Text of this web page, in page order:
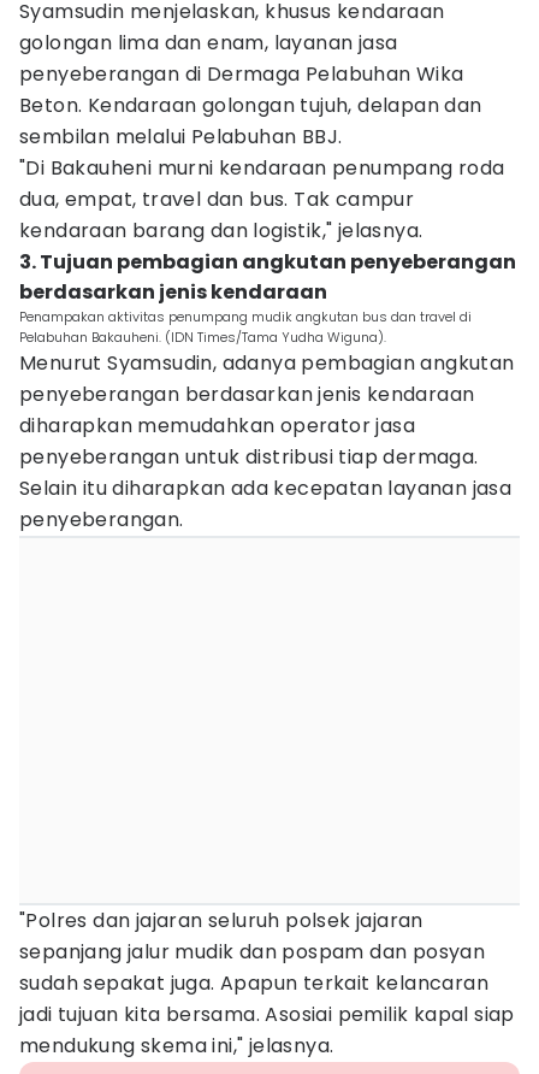
Syamsudin menjelaskan, khusus kendaraan
golongan lima dan enam, layanan jasa
penyeberangan di Dermaga Pelabuhan Wika
Beton. Kendaraan golongan tujuh, delapan dan
sembilan melalui Pelabuhan BBJ.
"Di Bakauheni murni kendaraan penumpang roda
dua, empat, travel dan bus. Tak campur
kendaraan barang dan logistik," jelasnya.
3. Tujuan pembagian angkutan penyeberangan
berdasarkan jenis kendaraan
Penampakan aktivitas penumpang mudik angkutan bus dan travel di
Pelabuhan Bakauheni. (IDN Times/Tama Yudha Wiguna).
Menurut Syamsudin, adanya pembagian angkutan
penyeberangan berdasarkan jenis kendaraan
diharapkan memudahkan operator jasa
penyeberangan untuk distribusi tiap dermaga.
Selain itu diharapkan ada kecepatan layanan jasa
penyeberangan.
"Polres dan jajaran seluruh polsek jajaran
sepanjang jalur mudik dan pospam dan posyan
sudah sepakat juga. Apapun terkait kelancaran
jadi tujuan kita bersama. Asosiai pemilik kapal siap
mendukung skema ini," jelasnya.